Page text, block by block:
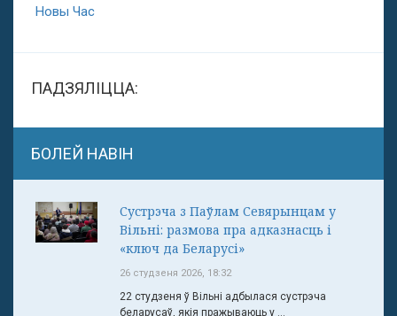
Новы Час
ПАДЗЯЛІЦЦА:
БОЛЕЙ НАВІН
Сустрэча з Паўлам Севярынцам у
Вільні: размова пра адказнасць і
«ключ да Беларусі»
26 студзеня 2026, 18:32
22 студзеня ў Вільні адбылася сустрэча
беларусаў, якія пражываюць у ...